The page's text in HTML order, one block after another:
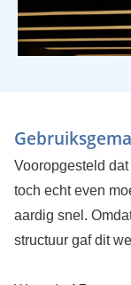
Vooropgesteld
toch echt even
aardig snel.
structuur gaf dit